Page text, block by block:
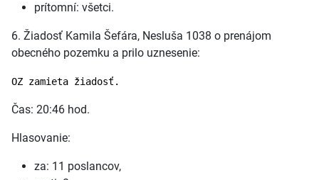
prítomní: všetci.
6. Žiadosť Kamila Šefára, Nesluša 1038 o prenájom
obecného pozemku a prilo uznesenie:
OZ zamieta žiadosť.
Čas: 20:46 hod.
Hlasovanie:
za: 11 poslancov,